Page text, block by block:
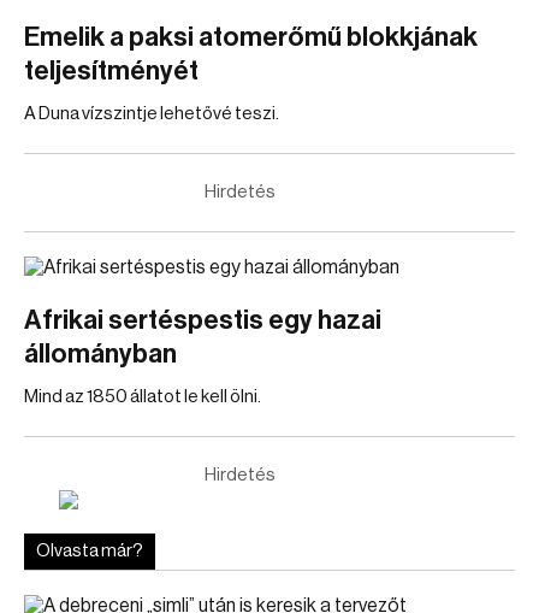
Emelik a paksi atomerőmű blokkjának
teljesítményét
A Duna vízszintje lehetővé teszi.
Hirdetés
Afrikai sertéspestis egy hazai
állományban
Mind az 1850 állatot le kell ölni.
Hirdetés
Olvasta már?